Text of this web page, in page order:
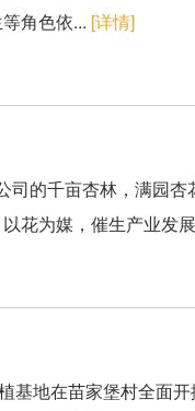
角色依... [详情]
的千亩杏林，满园
花为媒，催生产业发
地在苗家堡村全面